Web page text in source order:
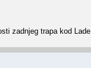
zadnjeg trapa kod Lade